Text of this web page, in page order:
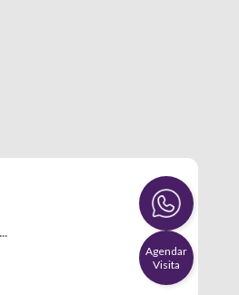
Agendar
Visita